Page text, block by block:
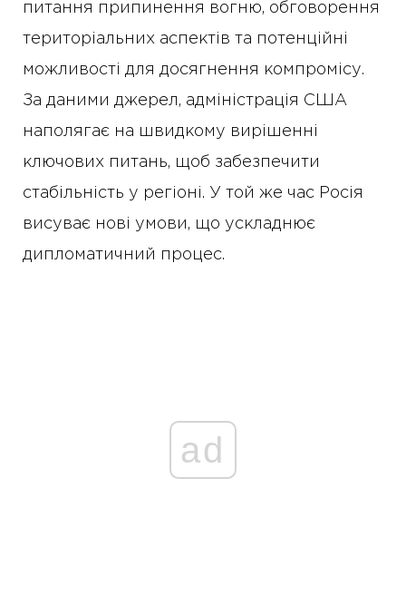
питання припинення вогню, обговорення
територіальних аспектів та потенційні
можливості для досягнення компромісу.
За даними джерел, адміністрація США
наполягає на швидкому вирішенні
ключових питань, щоб забезпечити
стабільність у регіоні. У той же час Росія
висуває нові умови, що ускладнює
дипломатичний процес.
ad